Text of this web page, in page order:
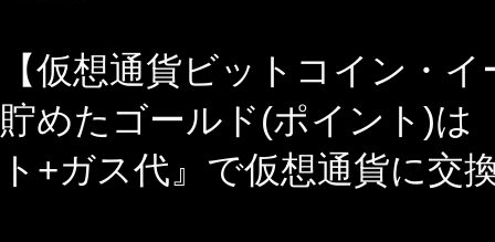
【仮想通貨ビットコイン・
貯めたゴールド(ポイント)は
ト+ガス代』で仮想通貨に交